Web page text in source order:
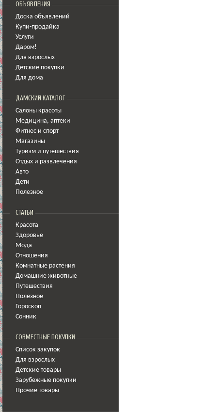
ОБЪЯВЛЕНИЯ
Доска объявлений
Купи-продайка
Услуги
Даром!
Для взрослых
Детские покупки
Для дома
ДАМСКИЙ КАТАЛОГ
Салоны красоты
Медицина, аптеки
Фитнес и спорт
Магазины
Туризм и путешествия
Отдых и развлечения
Авто
Дети
Полезное
СТАТЬИ
Красота
Здоровье
Мода
Отношения
Комнатные растения
Домашние животные
Путешествия
Полезное
Гороскоп
Сонник
СОВМЕСТНЫЕ ПОКУПКИ
Список закупок
Для взрослых
Детские товары
Зарубежные покупки
Прочие товары